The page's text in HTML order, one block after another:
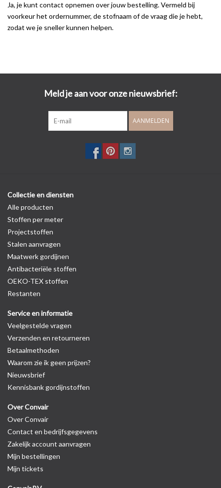
Ja, je kunt contact opnemen over jouw bestelling. Vermeld bij
voorkeur het ordernummer, de stofnaam of de vraag die je hebt,
zodat we je sneller kunnen helpen.
Meld je aan voor onze nieuwsbrief:
AANMELDEN
Collectie en diensten
Alle producten
Stoffen per meter
Projectstoffen
Stalen aanvragen
Maatwerk gordijnen
Antibacteriële stoffen
OEKO-TEX stoffen
Restanten
Service en informatie
Veelgestelde vragen
Verzenden en retourneren
Betaalmethoden
Waarom zie ik geen prijzen?
Nieuwsbrief
Kennisbank gordijnstoffen
Over Convair
Over Convair
Contact en bedrijfsgegevens
Zakelijk account aanvragen
Mijn bestellingen
Mijn tickets